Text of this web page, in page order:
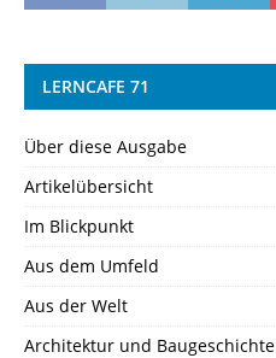
LERNCAFE 71
Über diese Ausgabe
Artikelübersicht
Im Blickpunkt
Aus dem Umfeld
Aus der Welt
Architektur und Baugeschichte